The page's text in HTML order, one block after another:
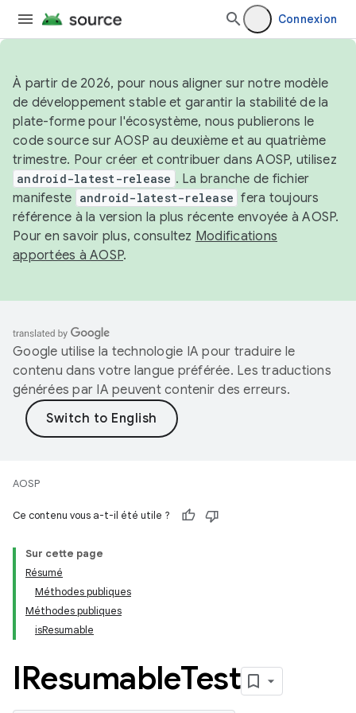
Connexion
À partir de 2026, pour nous aligner sur notre modèle
de développement stable et garantir la stabilité de la
plate-forme pour l'écosystème, nous publierons le
code source sur AOSP au deuxième et au quatrième
trimestre. Pour créer et contribuer dans AOSP, utilisez
android-latest-release . La branche de fichier
manifeste android-latest-release fera toujours
référence à la version la plus récente envoyée à AOSP.
Pour en savoir plus, consultez Modifications
apportées à AOSP.
Google utilise la technologie IA pour traduire le
contenu dans votre langue préférée. Les traductions
générées par IA peuvent contenir des erreurs.
AOSP
Ce contenu vous a-t-il été utile ?
Sur cette page
Résumé
Méthodes publiques
Méthodes publiques
isResumable
IResumableTest